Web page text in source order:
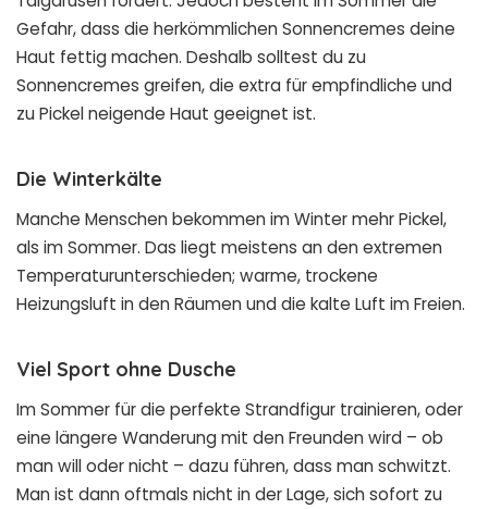
Gefahr, dass die herkömmlichen Sonnencremes deine
Haut fettig machen. Deshalb solltest du zu
Sonnencremes greifen, die extra für empfindliche und
zu Pickel neigende Haut geeignet ist.
Die Winterkälte
Manche Menschen bekommen im Winter mehr Pickel,
als im Sommer. Das liegt meistens an den extremen
Temperaturunterschieden; warme, trockene
Heizungsluft in den Räumen und die kalte Luft im Freien.
Viel Sport ohne Dusche
Im Sommer für die perfekte Strandfigur trainieren, oder
eine längere Wanderung mit den Freunden wird – ob
man will oder nicht – dazu führen, dass man schwitzt.
Man ist dann oftmals nicht in der Lage, sich sofort zu